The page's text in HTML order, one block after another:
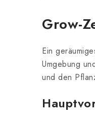
Grow-
Ein
Umgebung
und den